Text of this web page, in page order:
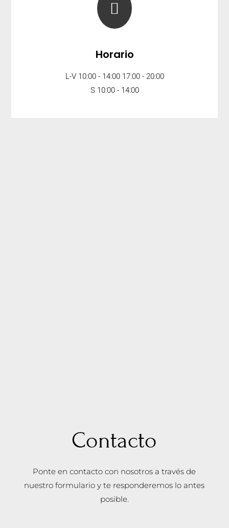

Horario
L-V 10:00 - 14:00 17:00 - 20:00
S 10:00 - 14:00
Contacto
Ponte en contacto con nosotros a través de
nuestro formulario y te responderemos lo antes
posible.